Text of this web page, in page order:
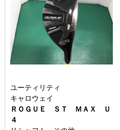
ユーティリティ
キャロウェイ
ＲＯＧＵＥ ＳＴ ＭＡＸ Ｕ
４